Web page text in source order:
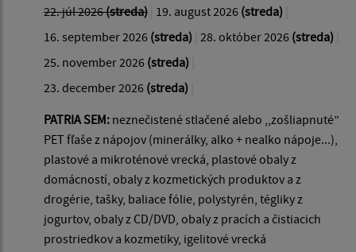
22. júl 2026(streda) 19. august 2026 (streda)
16. september 2026 (streda) 28. október 2026 (streda)
25. november 2026 (streda)
23. december 2026 (streda)
PATRIA SEM: neznečistené stlačené alebo ,,zošliapnuté”
PET fľaše z nápojov (minerálky, alko + nealko nápoje...),
plastové a mikroténové vrecká, plastové obaly z
domácností, obaly z kozmetických produktov a z
drogérie, tašky, baliace fólie, polystyrén, tégliky z
jogurtov, obaly z CD/DVD, obaly z pracích a čistiacich
prostriedkov a kozmetiky, igelitové vrecká